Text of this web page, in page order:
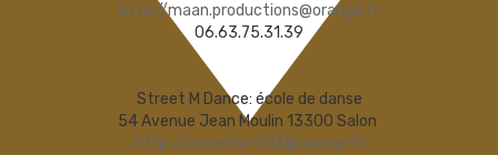
http://maan.productions@orange.fr
06.63.75.31.39
Street M Dance: école de danse
54 Avenue Jean Moulin 13300 Salon
http://accueil.smd13@orange.fr